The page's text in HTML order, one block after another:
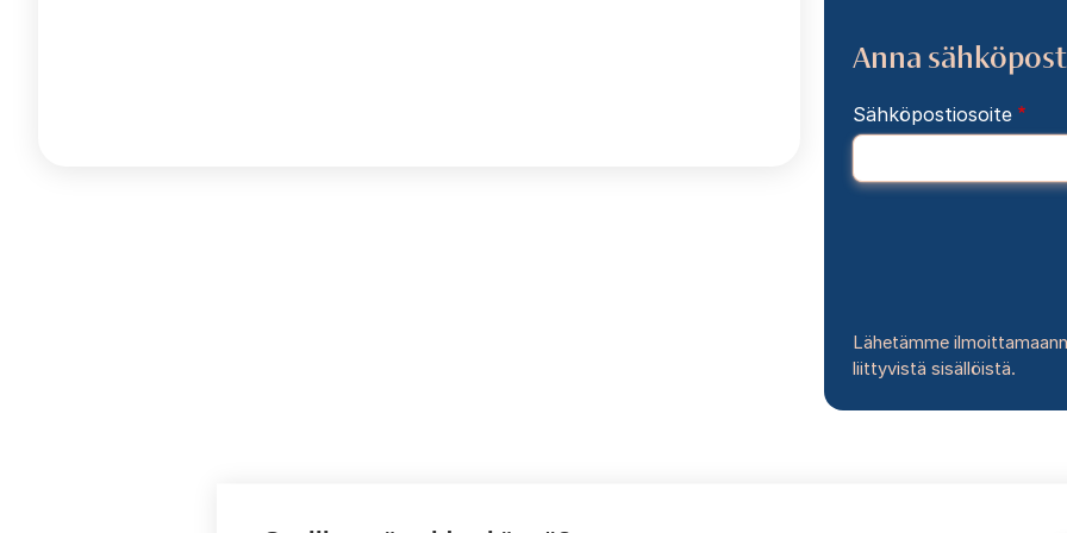
Anna
Sähköpostiosoite
Lähetämme
liittyvistä sisällöistä.